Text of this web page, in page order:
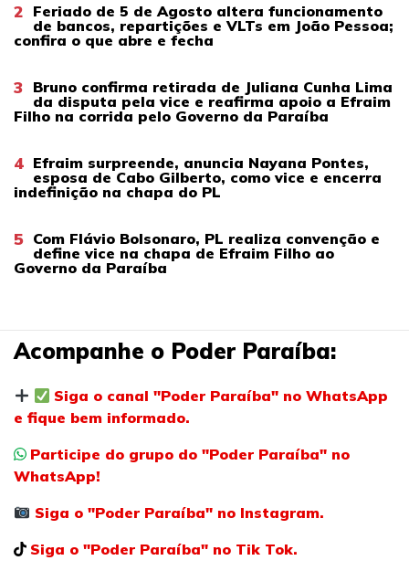
2 Feriado de 5 de Agosto altera funcionamento
de bancos, repartições e VLTs em João Pessoa;
confira o que abre e fecha
3 Bruno confirma retirada de Juliana Cunha Lima
da disputa pela vice e reafirma apoio a Efraim
Filho na corrida pelo Governo da Paraíba
4 Efraim surpreende, anuncia Nayana Pontes,
esposa de Cabo Gilberto, como vice e encerra
indefinição na chapa do PL
5 Com Flávio Bolsonaro, PL realiza convenção e
define vice na chapa de Efraim Filho ao
Governo da Paraíba
Acompanhe o Poder Paraíba:
Siga o canal "Poder Paraíba" no WhatsApp
e fique bem informado.
Participe do grupo do "Poder Paraíba" no
WhatsApp!
Siga o "Poder Paraíba" no Instagram.
Siga o "Poder Paraíba" no Tik Tok.